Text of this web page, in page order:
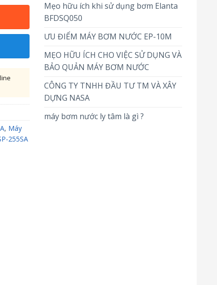
Mẹo hữu ích khi sử dụng bơm Elanta
BFDSQ050
ƯU ĐIỂM MÁY BƠM NƯỚC EP-10M
MẸO HỮU ÍCH CHO VIỆC SỬ DỤNG VÀ
BẢO QUẢN MÁY BƠM NƯỚC
CÔNG TY TNHH ĐẦU TƯ TM VÀ XÂY
DỰNG NASA
máy bơm nước ly tâm là gì ?
, Máy
255SA